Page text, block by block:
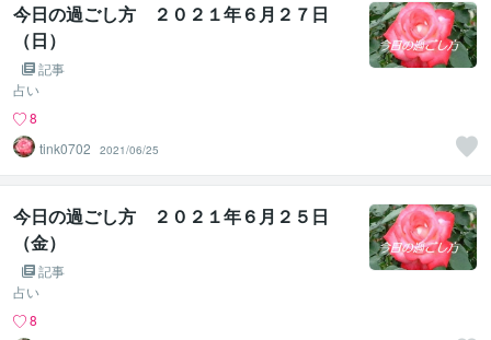
今日の過ごし方 ２０２１年６月２７日
（日）
記事
占い
8
tink0702
2021/06/25
今日の過ごし方 ２０２１年６月２５日
（金）
記事
占い
8